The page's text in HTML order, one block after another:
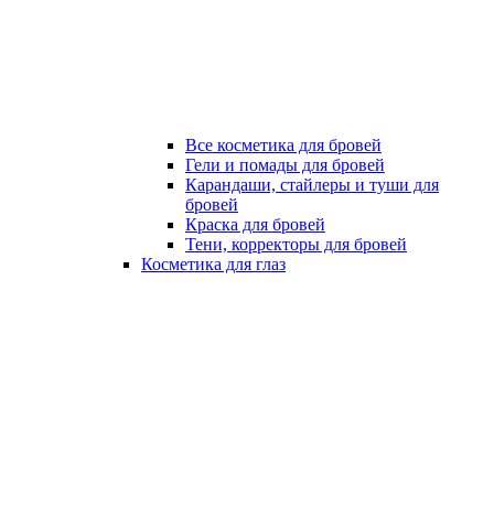
Все косметика для бровей
Гели и помады для бровей
Карандаши, стайлеры и туши для
бровей
Краска для бровей
Тени, корректоры для бровей
Косметика для глаз